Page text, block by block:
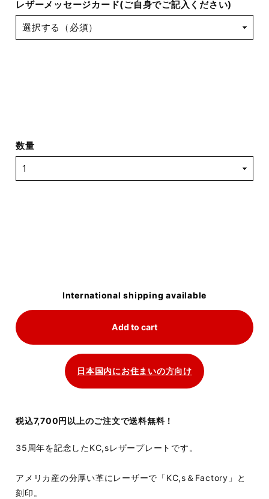
レザーメッセージカード(ご自身でご記入ください)
数量
International shipping available
Add to cart
日本国内にお住まいの方向け
税込7,700円以上のご注文で送料無料！
35周年を記念したKC,sレザープレートです。
アメリカ産の分厚い革にレーザーで「KC,s＆Factory」と
刻印。